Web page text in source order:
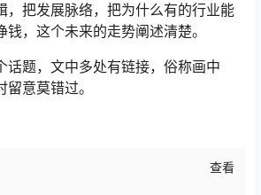
，把发展脉络，把为什么有的行业能
，这个未来的走势阐述清楚。
话题，文中多处有链接，俗称画中
意莫错过。
查看